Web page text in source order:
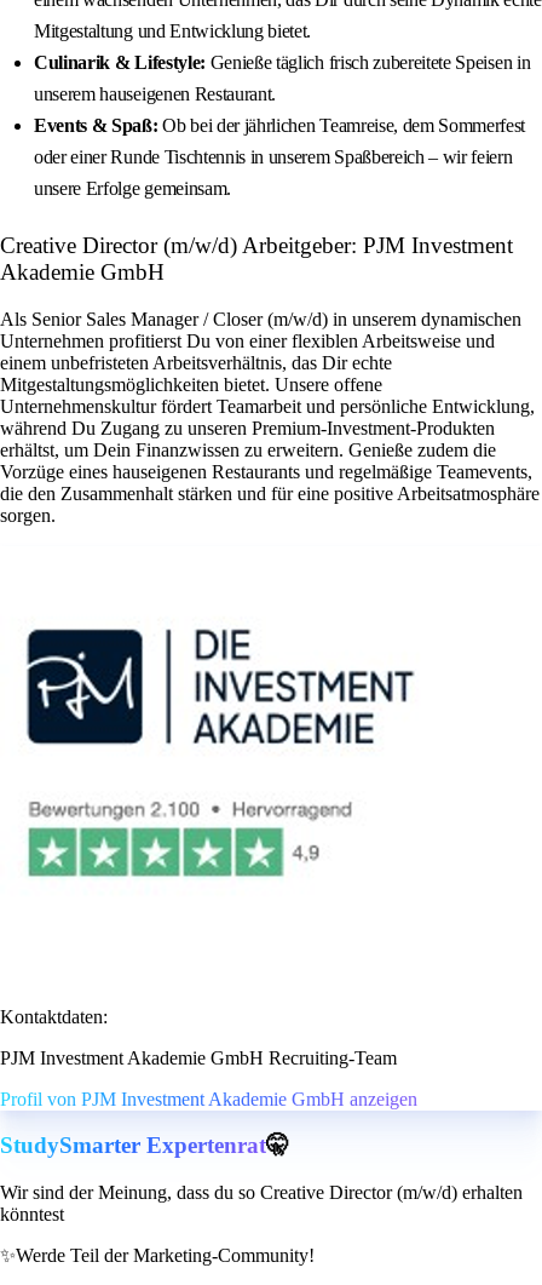
Mitgestaltung und Entwicklung bietet.
Culinarik & Lifestyle: Genieße täglich frisch zubereitete Speisen in
unserem hauseigenen Restaurant.
Events & Spaß: Ob bei der jährlichen Teamreise, dem Sommerfest
oder einer Runde Tischtennis in unserem Spaßbereich – wir feiern
unsere Erfolge gemeinsam.
Creative Director (m/w/d) Arbeitgeber: PJM Investment
Akademie GmbH
Als Senior Sales Manager / Closer (m/w/d) in unserem dynamischen
Unternehmen profitierst Du von einer flexiblen Arbeitsweise und
einem unbefristeten Arbeitsverhältnis, das Dir echte
Mitgestaltungsmöglichkeiten bietet. Unsere offene
Unternehmenskultur fördert Teamarbeit und persönliche Entwicklung,
während Du Zugang zu unseren Premium-Investment-Produkten
erhältst, um Dein Finanzwissen zu erweitern. Genieße zudem die
Vorzüge eines hauseigenen Restaurants und regelmäßige Teamevents,
die den Zusammenhalt stärken und für eine positive Arbeitsatmosphäre
sorgen.
Kontaktdaten:
PJM Investment Akademie GmbH Recruiting-Team
Profil von PJM Investment Akademie GmbH anzeigen
StudySmarter Expertenrat🤫
Wir sind der Meinung, dass du so Creative Director (m/w/d) erhalten
könntest
✨Werde Teil der Marketing-Community!